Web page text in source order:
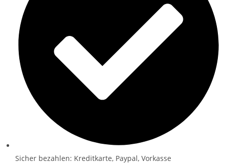
Sicher bezahlen: Kreditkarte, Paypal, Vorkasse